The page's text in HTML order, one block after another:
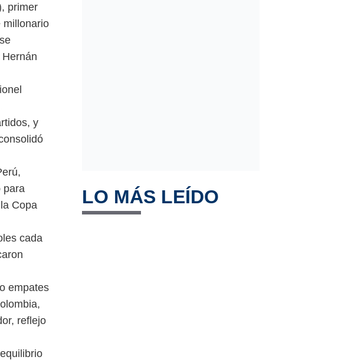
primer
millonario
y
para
Copa
cada
empates
reflejo
LO MÁS LEÍDO